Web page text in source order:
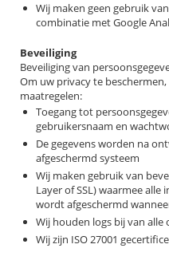
Wij maken geen gebruik
combinatie met Google
Beveiliging
Beveiliging van
Om uw privacy te
maatregelen:
Toegang tot
gebruikersnaam en
De gegevens worden na
afgeschermd systeem
Wij maken gebruik van
Layer of SSL) waarmee
wordt afgeschermd
Wij houden logs bij van
Wij zijn ISO 27001